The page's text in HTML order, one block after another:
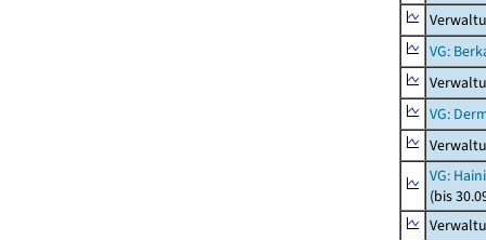
VG:
VG:
VG:
(bis